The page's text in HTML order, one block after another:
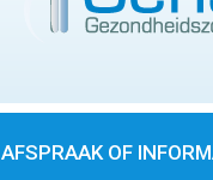
AFSPRAAK OF